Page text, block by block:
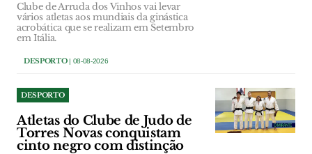
Clube de Arruda dos Vinhos vai levar
vários atletas aos mundiais da ginástica
acrobática que se realizam em Setembro
em Itália.
DESPORTO| 08-08-2026
DESPORTO
Atletas do Clube de Judo de
Torres Novas conquistam
cinto negro com distinção